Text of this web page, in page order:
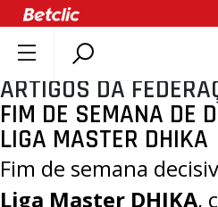
SOBRE A FPB
DOCUMENTOS
ÚLTIMAS
COMPETIÇÕES
ARTIGOS DA
FIM DE SEMANA DE
LIGA MASTER DHIKA
Fim de semana
Liga Master DHIKA,